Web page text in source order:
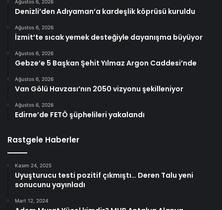
Ağustos 6, 2026
Denizli’den Adıyaman’a kardeşlik köprüsü kuruldu
Ağustos 6, 2026
İzmit’te sıcak yemek desteğiyle dayanışma büyüyor
Ağustos 6, 2026
Gebze’e 5 Başkan Şehit Yılmaz Argon Caddesi’nde
Ağustos 6, 2026
Van Gölü Havzası’nın 2050 vizyonu şekilleniyor
Ağustos 6, 2026
Edirne’de FETÖ şüphelileri yakalandı
Rastgele Haberler
Kasım 24, 2025
Uyuşturucu testi pozitif çıkmıştı… Deren Talu yeni
sonucunu yayınladı
Mart 12, 2024